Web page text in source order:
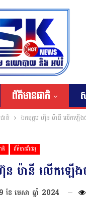
ព័ត៌មានជាតិ
ាតិ ឯកឧត្តម ហ៊ុន ម៉ានី លើកឡើង
តិ ព័ត៌មានវីដេអូ
ម៉ានី លើកឡើង
ខែ មេសា ឆ្នាំ 2024